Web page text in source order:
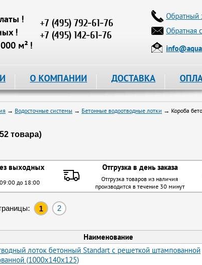
!
!
м² !
+7 (495) 792-61-76
+7 (495) 142-61-76
Обратный
Обратная
О КОМПАНИИ ДОСТАВКА
→ Водосточные системы → Бетонные водоотводные лотки → Короба
товара)
выходных Отгрузка в день заказа
до 18:00
Отгрузка товаров из наличия
производится в течение 30 минут
1 2
Наименование
лоток бетонный Standart с решеткой штампованной
(1000x140x125)